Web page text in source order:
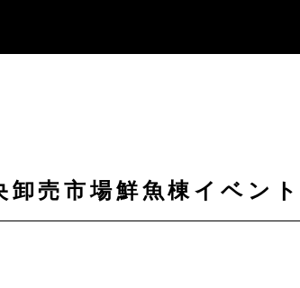
売市場鮮魚棟イベント